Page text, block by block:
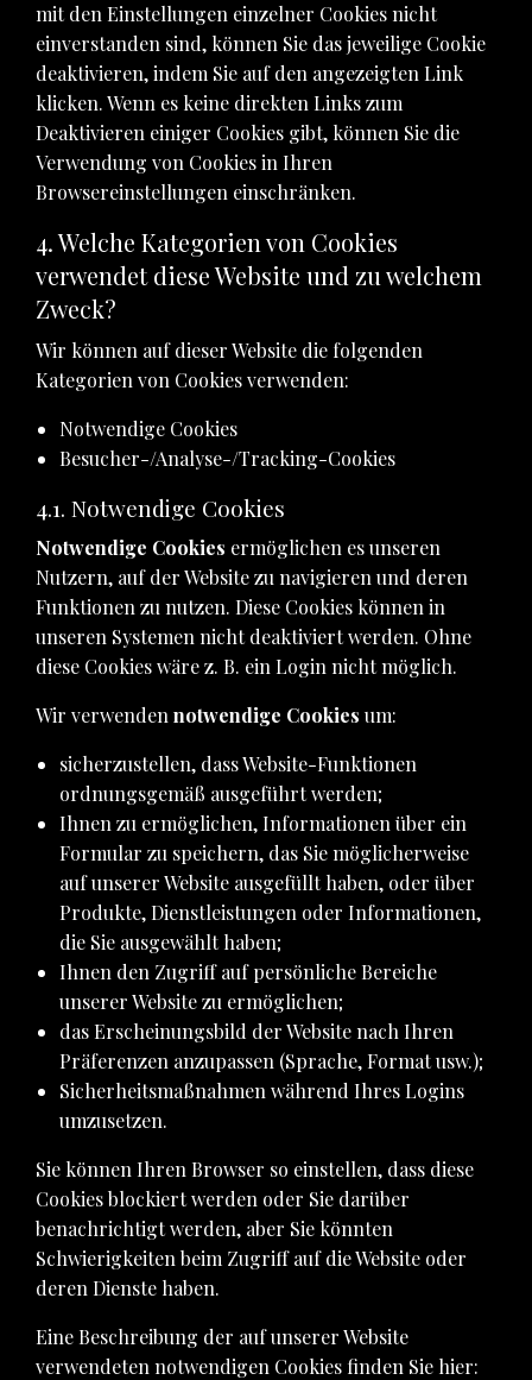
mit den Einstellungen einzelner Cookies nicht
einverstanden sind, können Sie das jeweilige Cookie
deaktivieren, indem Sie auf den angezeigten Link
klicken. Wenn es keine direkten Links zum
Deaktivieren einiger Cookies gibt, können Sie die
Verwendung von Cookies in Ihren
Browsereinstellungen einschränken.
4. Welche Kategorien von Cookies
verwendet diese Website und zu welchem
Zweck?
Wir können auf dieser Website die folgenden
Kategorien von Cookies verwenden:
Notwendige Cookies
Besucher-/Analyse-/Tracking-Cookies
4.1. Notwendige Cookies
Notwendige Cookies ermöglichen es unseren
Nutzern, auf der Website zu navigieren und deren
Funktionen zu nutzen. Diese Cookies können in
unseren Systemen nicht deaktiviert werden. Ohne
diese Cookies wäre z. B. ein Login nicht möglich.
Wir verwendennotwendige Cookies um:
sicherzustellen, dass Website-Funktionen
ordnungsgemäß ausgeführt werden;
Ihnen zu ermöglichen, Informationen über ein
Formular zu speichern, das Sie möglicherweise
auf unserer Website ausgefüllt haben, oder über
Produkte, Dienstleistungen oder Informationen,
die Sie ausgewählt haben;
Ihnen den Zugriff auf persönliche Bereiche
unserer Website zu ermöglichen;
das Erscheinungsbild der Website nach Ihren
Präferenzen anzupassen (Sprache, Format usw.);
Sicherheitsmaßnahmen während Ihres Logins
umzusetzen.
Sie können Ihren Browser so einstellen, dass diese
Cookies blockiert werden oder Sie darüber
benachrichtigt werden, aber Sie könnten
Schwierigkeiten beim Zugriff auf die Website oder
deren Dienste haben.
Eine Beschreibung der auf unserer Website
verwendeten notwendigen Cookies finden Sie hier: